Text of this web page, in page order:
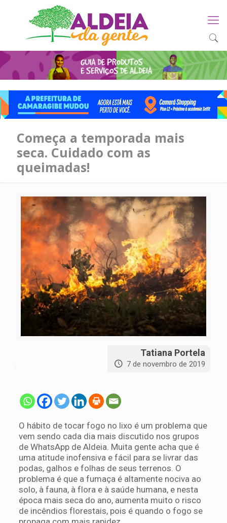
Começa a temporada mais
seca. Cuidado com as
queimadas!
Tatiana Portela
7 de novembro de 2019
O hábito de tocar fogo no lixo é um problema que
vem sendo cada dia mais discutido nos grupos
de WhatsApp de Aldeia. Muita gente acha que é
uma atitude inofensiva e fácil para se livrar das
podas, galhos e folhas de seus terrenos. O
problema é que a fumaça é altamente nociva ao
solo, à fauna, à flora e à saúde humana, e nesta
época mais seca do ano, aumenta muito o risco
de incêndios florestais, pois é quando o fogo se